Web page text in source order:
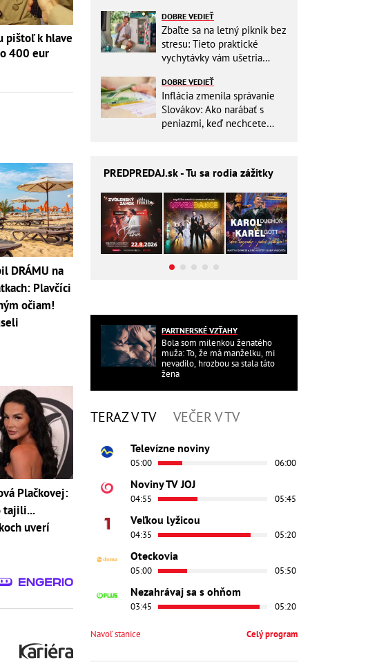
pištoľ k hlave
400 eur
DRÁMU na
Plavčíci
očiam!
Plačkovej:
tajili...
uverí
DOBRE VEDIEŤ
Zbaľte sa na letný piknik bez
stresu: Tieto praktické
vychytávky vám ušetria
DOBRE VEDIEŤ
Inflácia zmenila správanie
Slovákov: Ako narábať s
peniazmi, keď nechcete
PREDPREDAJ.sk - Tu sa rodia zážitky
PARTNERSKÉ VZŤAHY
Bola som milenkou ženatého
muža: To, že má manželku, mi
nevadilo, hrozbou sa stala táto
žena
TERAZ V TV VEČER V TV
Televízne noviny
05:00 06:00
Noviny TV JOJ
04:55 05:45
Veľkou lyžicou
04:35 05:20
Oteckovia
05:00 05:50
Nezahrávaj sa s ohňom
03:45 05:20
Navoľ stanice Celý program